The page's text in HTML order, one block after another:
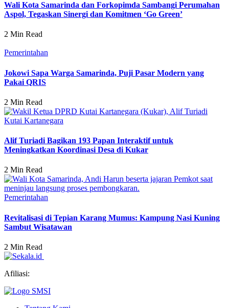
Wali Kota Samarinda dan Forkopimda Sambangi Perumahan
Aspol, Tegaskan Sinergi dan Komitmen ‘Go Green’
2 Min Read
Pemerintahan
Jokowi Sapa Warga Samarinda, Puji Pasar Modern yang
Pakai QRIS
2 Min Read
Kutai Kartanegara
Alif Turiadi Bagikan 193 Papan Interaktif untuk
Meningkatkan Koordinasi Desa di Kukar
2 Min Read
Pemerintahan
Revitalisasi di Tepian Karang Mumus: Kampung Nasi Kuning
Sambut Wisatawan
2 Min Read
Afiliasi: